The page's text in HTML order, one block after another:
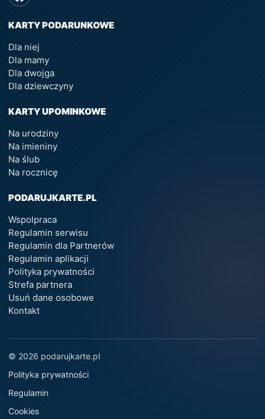
KARTY PODARUNKOWE
Dla niej
Dla mamy
Dla dwojga
Dla dziewczyny
KARTY UPOMINKOWE
Na urodziny
Na imieniny
Na ślub
Na rocznicę
PODARUJKARTE.PL
Wspolpraca
Regulamin serwisu
Regulamin dla Partnerów
Regulamin aplikacji
Polityka prywatności
Strefa partnera
Usuń dane osobowe
Kontakt
© 2026 podarujkarte.pl
Polityka prywatności
Regulamin
Cookies